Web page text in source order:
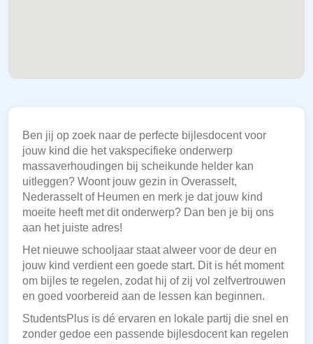
Ben jij op zoek naar de perfecte bijlesdocent voor
jouw kind die het vakspecifieke onderwerp
massaverhoudingen bij scheikunde helder kan
uitleggen? Woont jouw gezin in Overasselt,
Nederasselt of Heumen en merk je dat jouw kind
moeite heeft met dit onderwerp? Dan ben je bij ons
aan het juiste adres!
Het nieuwe schooljaar staat alweer voor de deur en
jouw kind verdient een goede start. Dit is hét moment
om bijles te regelen, zodat hij of zij vol zelfvertrouwen
en goed voorbereid aan de lessen kan beginnen.
StudentsPlus is dé ervaren en lokale partij die snel en
zonder gedoe een passende bijlesdocent kan regelen